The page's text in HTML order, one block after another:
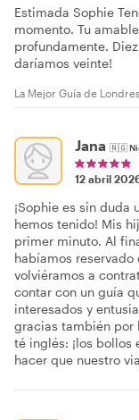
Estimada Sophie
momento. Tu
profundamente.
daríamos veinte!
La Mejor Guía de
Jana 🇳🇬
12 abril
¡Sophie es sin
hemos tenido! Mis
primer minuto. Al
habíamos reservado
volviéramos a
contar con un guía
interesados y
gracias también por
té inglés: ¡los bollos
hacer que nuestro